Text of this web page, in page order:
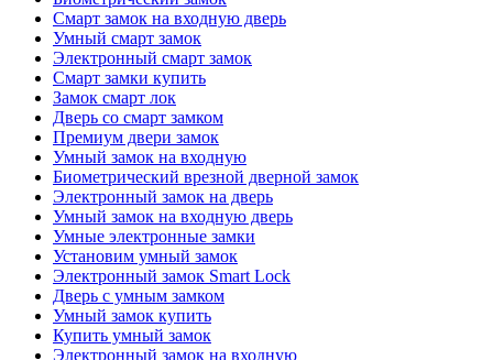
Смарт замок на входную дверь
Умный смарт замок
Электронный смарт замок
Смарт замки купить
Замок смарт лок
Дверь со смарт замком
Премиум двери замок
Умный замок на входную
Биометрический врезной дверной замок
Электронный замок на дверь
Умный замок на входную дверь
Умные электронные замки
Установим умный замок
Электронный замок Smart Lock
Дверь с умным замком
Умный замок купить
Купить умный замок
Электронный замок на входную